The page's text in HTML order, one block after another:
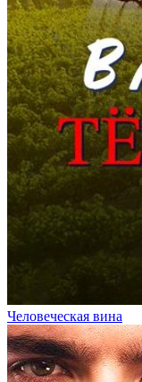
Человеческая вина